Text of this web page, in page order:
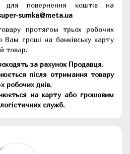
для повернення коштів на
sumka@meta.ua
протягом трьох робочих
Вам гроші на банківську карту
товар.
за рахунок Продавця.
після отримання товару
робочих днів.
на карту або грошовим
служб.